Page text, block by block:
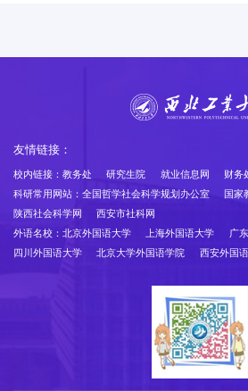
友情链接：
校内链接： 教务处 研究生院 就业信息网 财务
科研常用网站： 全国哲学社会科学规划办公室 国家
陕西社会科学网
西安市社科网
外语名校： 北京外国语大学 上海外国语大学
广
四川外国语大学
北京大学外国语学院 西安外国